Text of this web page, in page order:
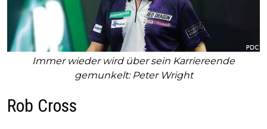
Immer wieder wird über sein Karriereende
gemunkelt: Peter Wright
Rob Cross